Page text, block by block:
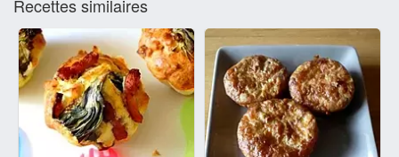
Recettes similaires